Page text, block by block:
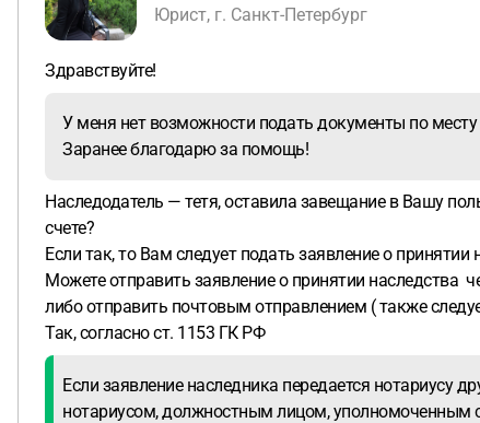
Юрист, г. Санкт-Петербург
Здравствуйте!
У меня нет возможности подать документы по
Заранее благодарю за помощь!
Наследодатель — тетя, оставила завещание в Вашу
счете?
Если так, то Вам следует подать заявление о принятии
Можете отправить заявление о принятии наследства
либо отправить почтовым отправлением ( также
Так, согласно ст. 1153 ГК РФ
Если заявление наследника передается нотариусу
нотариусом, должностным лицом, уполномоченным